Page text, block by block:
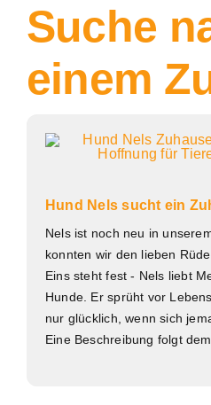
Suche
einem
Hund Nels sucht ein
Nels ist noch neu in
konnten wir den lieben
Eins steht fest - Nels liebt
Hunde. Er sprüht vor
nur glücklich, wenn sich
Eine Beschreibung folgt